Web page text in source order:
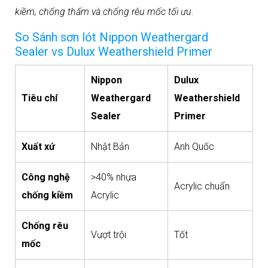
kiềm, chống thấm và chống rêu mốc tối ưu.​
So Sánh sơn lót Nippon Weathergard
Sealer vs Dulux Weathershield Primer
Tiêu chí
Nippon
Weathergard
Sealer
Dulux
Weathershield
Primer
Xuất xứ Nhật Bản Anh Quốc
Công nghệ
chống kiềm
>40% nhựa
Acrylic
Acrylic chuẩn
Chống rêu
mốc
Vượt trội Tốt